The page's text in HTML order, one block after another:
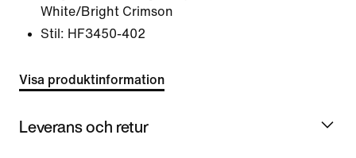
White/Bright Crimson
Stil: HF3450-402
Visa produktinformation
Leverans och retur